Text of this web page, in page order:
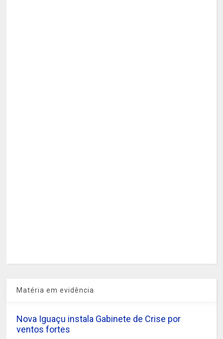
Matéria em evidência
Nova Iguaçu instala Gabinete de Crise por
ventos fortes